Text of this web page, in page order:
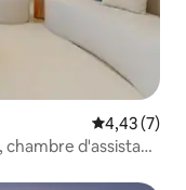
Évaluation
4,43 (7)
chambre d'assistant